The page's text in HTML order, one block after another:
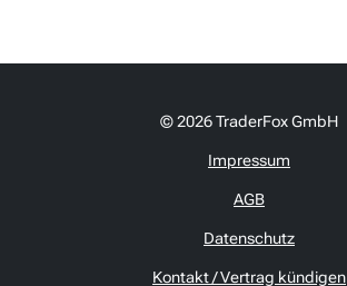
© 2026 TraderFox GmbH
Impressum
AGB
Datenschutz
Kontakt / Vertrag kündigen